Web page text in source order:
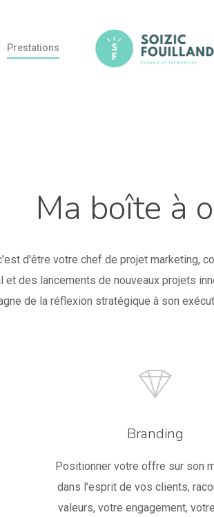
Prestations
Ma boîte à
d'être votre chef de projet marketing,
et des lancements de nouveaux projets
de la réflexion stratégique à son
Branding
Positionner votre offre sur son
dans l'esprit de vos clients,
valeurs, votre engagement,